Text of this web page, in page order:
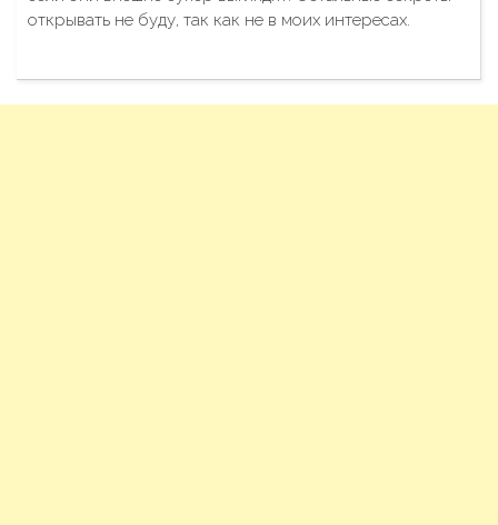
открывать не буду, так как не в моих интересах.